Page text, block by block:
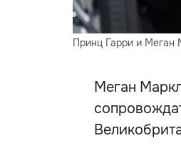
Принц Гарри и Меган
Меган